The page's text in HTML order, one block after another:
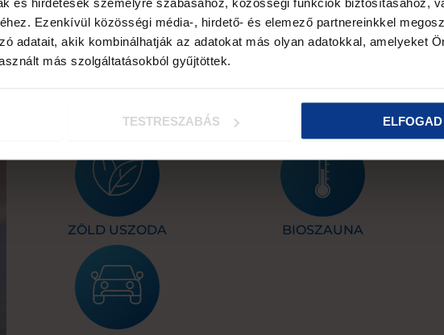
Ezenkívül közösségi média-, hirdető- és elemező partnereinkkel
adatait, akik kombinálhatják az adatokat más olyan adatokkal, amelyeket
más szolgáltatásokból gyűjtöttek.
TESTRESZABÁS ELFOGAD
SZÁMOTOKRA?
ZÖLD USZODA BIOSZAUNA
egy tankönyv – de
Melyik településen laktok?
elfogadom
LETÖLTÖM